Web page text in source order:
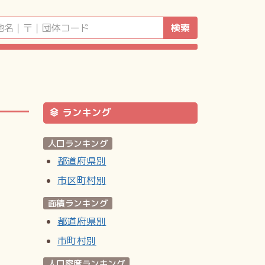
検索
ランキング
人口ランキング
都道府県別
市区町村別
面積ランキング
都道府県別
市町村別